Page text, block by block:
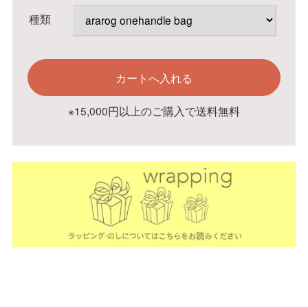
種類
※15,000円以上のご購入で送料無料